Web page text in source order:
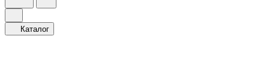
Каталог